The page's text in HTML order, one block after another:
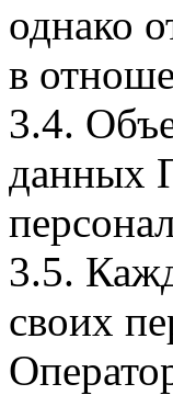
однако
в
3.4.
данных
3.5.
своих